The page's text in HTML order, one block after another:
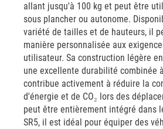
allant jusqu'à 100 kg et peut être
sous plancher ou autonome.
variété de tailles et de hauteurs, il
manière personnalisée aux
utilisateur. Sa construction légère
une excellente durabilité combinée
contribue activement à réduire la
d'énergie et de CO₂ lors des
peut être entièrement intégré dans
SR5, il est idéal pour équiper des